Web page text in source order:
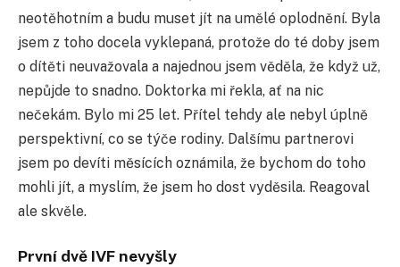
neotěhotním a budu muset jít na umělé oplodnění. Byla
jsem z toho docela vyklepaná, protože do té doby jsem
o dítěti neuvažovala a najednou jsem věděla, že když už,
nepůjde to snadno. Doktorka mi řekla, ať na nic
nečekám. Bylo mi 25 let. Přítel tehdy ale nebyl úplně
perspektivní, co se týče rodiny. Dalšímu partnerovi
jsem po devíti měsících oznámila, že bychom do toho
mohli jít, a myslím, že jsem ho dost vyděsila. Reagoval
ale skvěle.
První dvě IVF nevyšly